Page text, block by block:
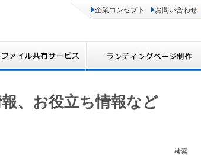
企業コンセプト お問い合わせ
、お役立ち情報など
検索